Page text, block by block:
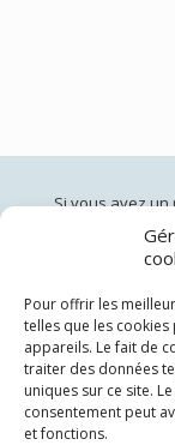
Pour offrir les
telles que les
appareils. Le fait de
traiter des données
uniques sur ce site.
consentement peut
et fonctions.
Si vous avez
nous contacter:
Siège social: 19
Adresse de
St Brieuc